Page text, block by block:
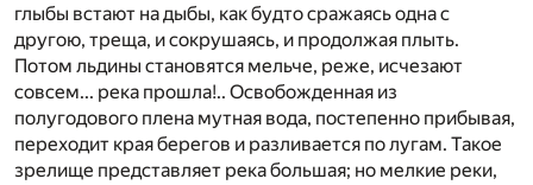
глыбы встают на дыбы, как будто сражаясь одна с
другою, треща, и сокрушаясь, и продолжая плыть.
Потом льдины становятся мельче, реже, исчезают
совсем... река прошла!.. Освобожденная из
полугодового плена мутная вода, постепенно прибывая,
переходит края берегов и разливается по лугам. Такое
зрелище представляет река большая; но мелкие реки,